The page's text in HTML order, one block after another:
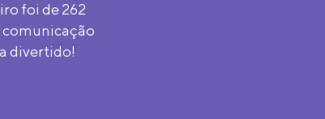
foi de 262
comunicação
divertido!